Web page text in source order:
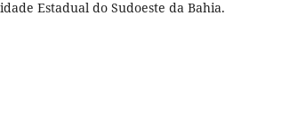
Estadual do Sudoeste da Bahia.